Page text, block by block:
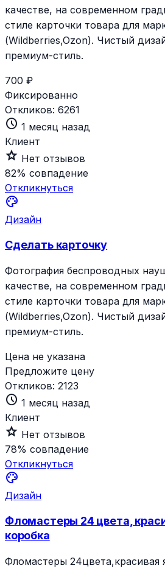
качестве, на современном
стиле карточки товара для
(Wildberries,Ozon). Чистый
премиум-стиль.
700 ₽
Фиксированно
Откликов: 6261
schedule 1 месяц назад
Клиент
star_outline Нет отзывов
82% совпадение
Откликнуться
palette
Дизайн
Сделать карточку
Фотография беспроводных
качестве, на современном
стиле карточки товара для
(Wildberries,Ozon). Чистый
премиум-стиль.
Цена не указана
Предложите цену
Откликов: 2123
schedule 1 месяц назад
Клиент
star_outline Нет отзывов
78% совпадение
Откликнуться
palette
Дизайн
Фломастеры 24 цвета,
коробка
Фломастеры 24цвета,красивая